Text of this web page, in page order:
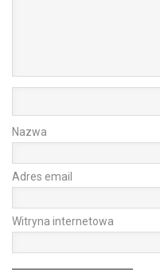
Nazwa
Adres email
Witryna internetowa